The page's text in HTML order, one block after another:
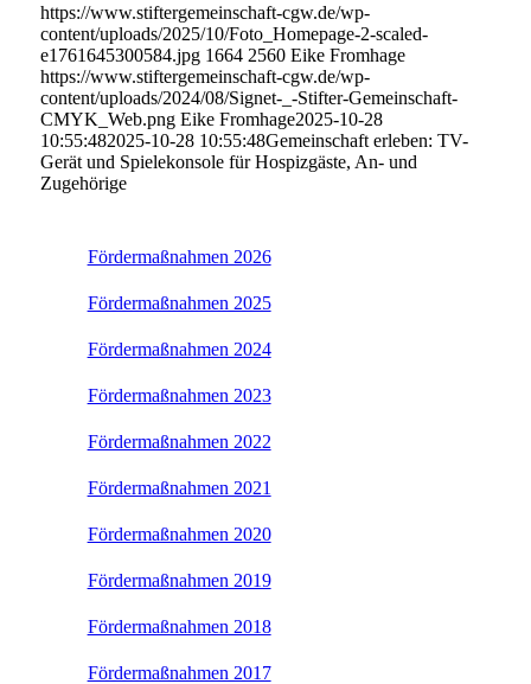
https://www.stiftergemeinschaft-cgw.de/wp-
content/uploads/2025/10/Foto_Homepage-2-scaled-
e1761645300584.jpg 1664 2560 Eike Fromhage
https://www.stiftergemeinschaft-cgw.de/wp-
content/uploads/2024/08/Signet-_-Stifter-Gemeinschaft-
CMYK_Web.png Eike Fromhage2025-10-28
10:55:482025-10-28 10:55:48Gemeinschaft erleben: TV-
Gerät und Spielekonsole für Hospizgäste, An- und
Zugehörige
Fördermaßnahmen 2026
Fördermaßnahmen 2025
Fördermaßnahmen 2024
Fördermaßnahmen 2023
Fördermaßnahmen 2022
Fördermaßnahmen 2021
Fördermaßnahmen 2020
Fördermaßnahmen 2019
Fördermaßnahmen 2018
Fördermaßnahmen 2017